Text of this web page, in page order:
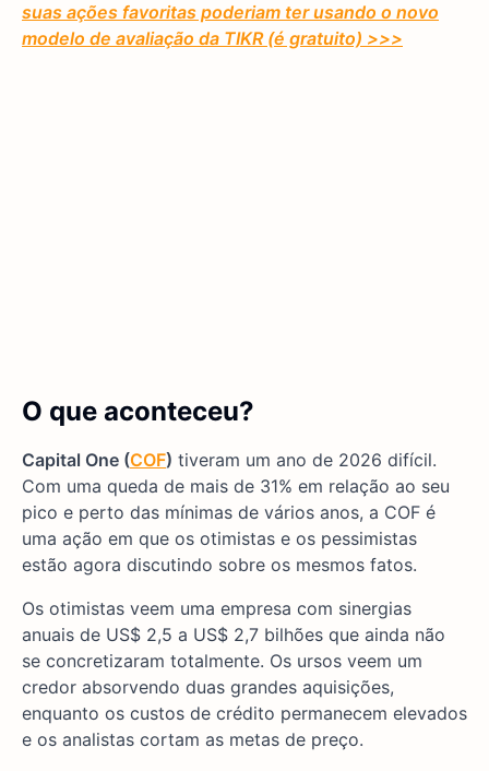
suas ações favoritas poderiam ter usando o novo
modelo de avaliação da TIKR (é gratuito) >>>
O que aconteceu?
Capital One (COF) tiveram um ano de 2026 difícil.
Com uma queda de mais de 31% em relação ao seu
pico e perto das mínimas de vários anos, a COF é
uma ação em que os otimistas e os pessimistas
estão agora discutindo sobre os mesmos fatos.
Os otimistas veem uma empresa com sinergias
anuais de US$ 2,5 a US$ 2,7 bilhões que ainda não
se concretizaram totalmente. Os ursos veem um
credor absorvendo duas grandes aquisições,
enquanto os custos de crédito permanecem elevados
e os analistas cortam as metas de preço.